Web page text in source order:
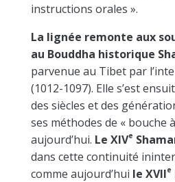
instructions orales ».
La lignée remonte aux
au Bouddha historique
parvenue au Tibet par
(1012-1097). Elle s’est
des siècles et des
ses méthodes de « bouche
aujourd’hui. Le XIVe
dans cette continuité
comme aujourd’hui le XVIIe